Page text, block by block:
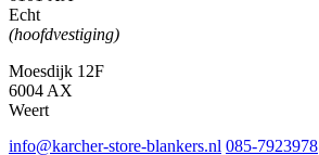
Echt
(hoofdvestiging)
Moesdijk 12F
6004 AX
Weert
info@karcher-store-blankers.nl 085-7923978